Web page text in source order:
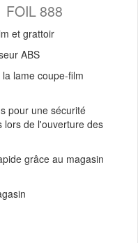
FOIL 888
et grattoir
ABS
lame coupe-film
pour une sécurité
lors de l'ouverture des
grâce au magasin